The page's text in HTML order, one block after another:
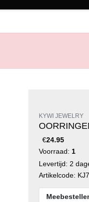
KYWI JEWELRY
€24.95
Voorraad: 1
Levertijd: 2
Artikelcode: